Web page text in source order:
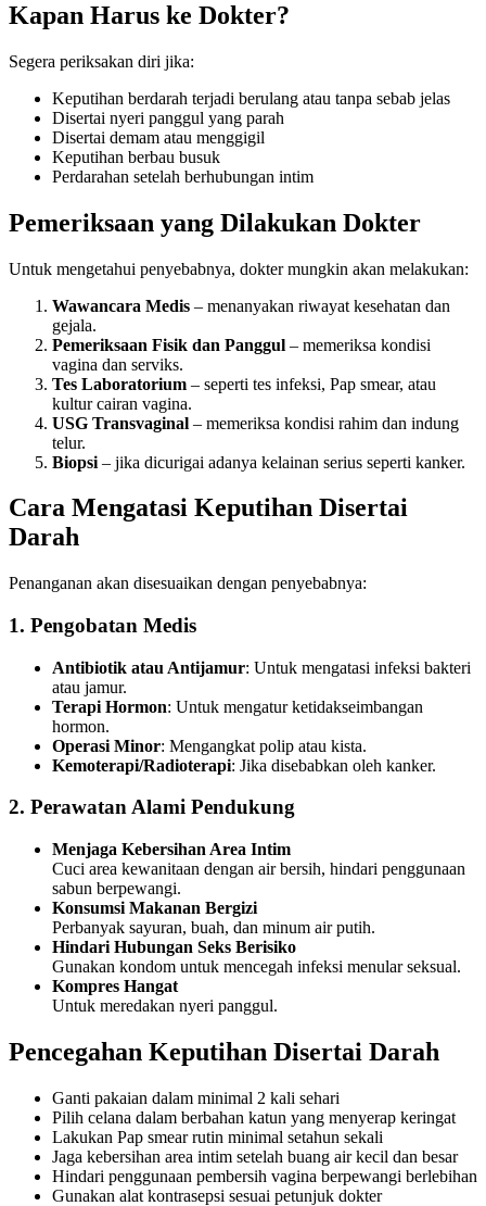
Kapan Harus ke Dokter?
Segera periksakan diri jika:
Keputihan berdarah terjadi berulang atau tanpa sebab jelas
Disertai nyeri panggul yang parah
Disertai demam atau menggigil
Keputihan berbau busuk
Perdarahan setelah berhubungan intim
Pemeriksaan yang Dilakukan Dokter
Untuk mengetahui penyebabnya, dokter mungkin akan melakukan:
Wawancara Medis – menanyakan riwayat kesehatan dan
gejala.
Pemeriksaan Fisik dan Panggul – memeriksa kondisi
vagina dan serviks.
Tes Laboratorium – seperti tes infeksi, Pap smear, atau
kultur cairan vagina.
USG Transvaginal – memeriksa kondisi rahim dan indung
telur.
Biopsi – jika dicurigai adanya kelainan serius seperti kanker.
Cara Mengatasi Keputihan Disertai
Darah
Penanganan akan disesuaikan dengan penyebabnya:
1. Pengobatan Medis
Antibiotik atau Antijamur: Untuk mengatasi infeksi bakteri
atau jamur.
Terapi Hormon: Untuk mengatur ketidakseimbangan
hormon.
Operasi Minor: Mengangkat polip atau kista.
Kemoterapi/Radioterapi: Jika disebabkan oleh kanker.
2. Perawatan Alami Pendukung
Menjaga Kebersihan Area Intim
Cuci area kewanitaan dengan air bersih, hindari penggunaan
sabun berpewangi.
Konsumsi Makanan Bergizi
Perbanyak sayuran, buah, dan minum air putih.
Hindari Hubungan Seks Berisiko
Gunakan kondom untuk mencegah infeksi menular seksual.
Kompres Hangat
Untuk meredakan nyeri panggul.
Pencegahan Keputihan Disertai Darah
Ganti pakaian dalam minimal 2 kali sehari
Pilih celana dalam berbahan katun yang menyerap keringat
Lakukan Pap smear rutin minimal setahun sekali
Jaga kebersihan area intim setelah buang air kecil dan besar
Hindari penggunaan pembersih vagina berpewangi berlebihan
Gunakan alat kontrasepsi sesuai petunjuk dokter